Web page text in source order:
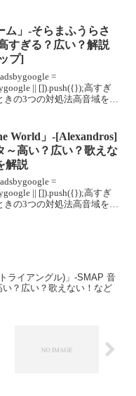
...ム」-そらまふうらさ
すぎる？広い？解説
プ]
=
|| []).push({});高すぎ
の3つの対処法高音域を広
... World」-[Alexandros]
～高い？広い？歌えな
解説
=
|| []).push({});高すぎ
の3つの対処法高音域を広
ライアングル)」-SMAP 音
？広い？歌えない！など